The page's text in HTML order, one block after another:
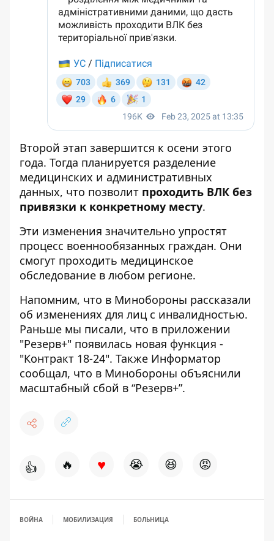
Второй этап завершится к осени этого
года. Тогда планируется разделение
медицинских и административных
данных, что позволит проходить ВЛК без
привязки к конкретному месту.
Эти изменения значительно упростят
процесс военнообязанных граждан. Они
смогут проходить медицинское
обследование в любом регионе.
Напомним, что в Минобороны рассказали
об изменениях для лиц с инвалидностью.
Раньше мы писали, что в приложении
"Резерв+" появилась новая функция -
"Контракт 18-24". Также Информатор
сообщал, что в Минобороны объяснили
масштабный сбой в “Резерв+”.
👍 🔥 ♥ 😭 😆 😡
ВОЙНА МОБИЛИЗАЦИЯ БОЛЬНИЦА